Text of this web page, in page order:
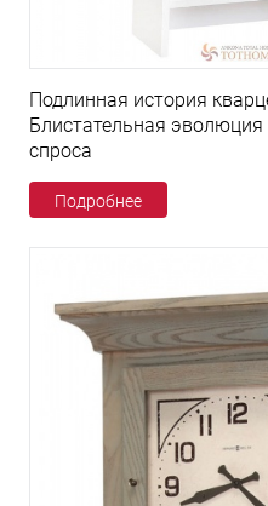
Подлинная история
Блистательная
спроса
Подробнее